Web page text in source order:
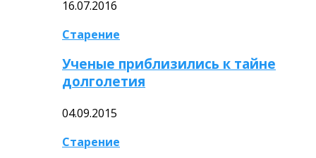
16.07.2016
Старение
Ученые приблизились к тайне
долголетия
04.09.2015
Старение